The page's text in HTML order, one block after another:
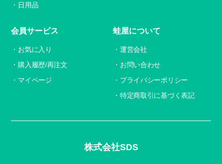
株式会社SDS
日用品
会員サービス
お気に入り
購入履歴/再注文
マイページ
蛙屋について
運営会社
お問い合わせ
プライバシーポリシー
特定商取引に基づく表記